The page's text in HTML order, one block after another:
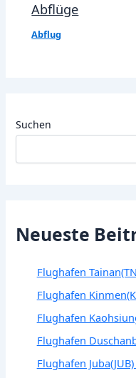
Abflüge
Abflug
Suchen
Neueste
Flughafen
Flughafen
Flughafen
Flughafen
Flughafen